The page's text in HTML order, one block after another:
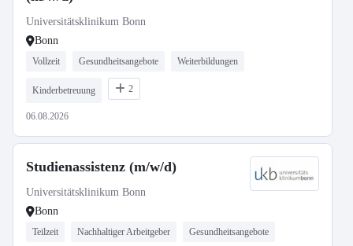
Universitätsklinikum Bonn
Bonn
Vollzeit Gesundheitsangebote Weiterbildungen
Kinderbetreuung 2
06.08.2026
Studienassistenz (m/w/d)
Universitätsklinikum Bonn
Bonn
Teilzeit Nachhaltiger Arbeitgeber Gesundheitsangebote